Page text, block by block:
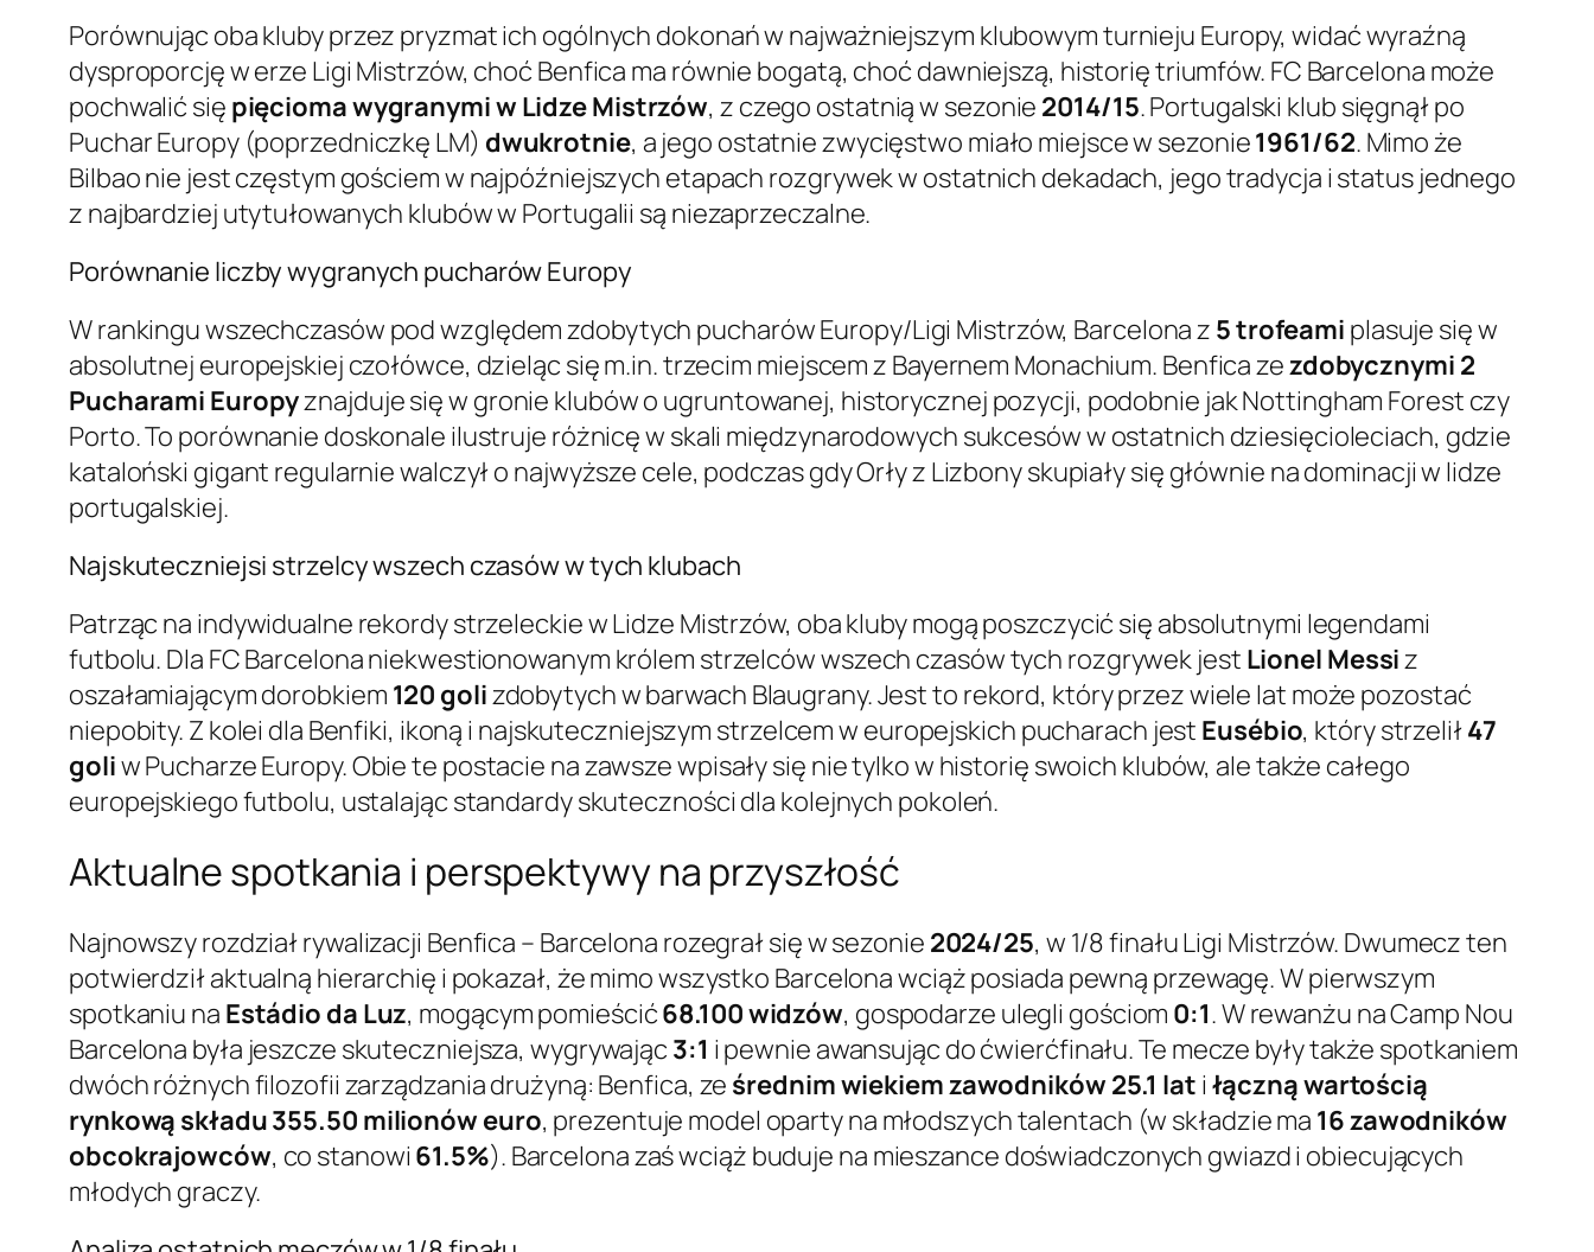
Porównując oba kluby przez pryzmat ich ogólnych dokonań w najważniejszym klubowym turnieju Europy, widać wyraźną
dysproporcję w erze Ligi Mistrzów, choć Benfica ma równie bogatą, choć dawniejszą, historię triumfów. FC Barcelona może
pochwalić się pięcioma wygranymi w Lidze Mistrzów, z czego ostatnią w sezonie 2014/15. Portugalski klub sięgnął po
Puchar Europy (poprzedniczkę LM) dwukrotnie, a jego ostatnie zwycięstwo miało miejsce w sezonie1961/62. Mimo że
Bilbao nie jest częstym gościem w najpóźniejszych etapach rozgrywek w ostatnich dekadach, jego tradycja i status jednego
z najbardziej utytułowanych klubów w Portugalii są niezaprzeczalne.
Porównanie liczby wygranych pucharów Europy
W rankingu wszechczasów pod względem zdobytych pucharów Europy/Ligi Mistrzów, Barcelona z 5 trofeami plasuje się w
absolutnej europejskiej czołówce, dzieląc się m.in. trzecim miejscem z Bayernem Monachium. Benfica zezdobycznymi 2
Pucharami Europyznajduje się w gronie klubów o ugruntowanej, historycznej pozycji, podobnie jak Nottingham Forest czy
Porto. To porównanie doskonale ilustruje różnicę w skali międzynarodowych sukcesów w ostatnich dziesięcioleciach, gdzie
kataloński gigant regularnie walczył o najwyższe cele, podczas gdy Orły z Lizbony skupiały się głównie na dominacji w lidze
portugalskiej.
Najskuteczniejsi strzelcy wszech czasów w tych klubach
Patrząc na indywidualne rekordy strzeleckie w Lidze Mistrzów, oba kluby mogą poszczycić się absolutnymi legendami
futbolu. Dla FC Barcelona niekwestionowanym królem strzelców wszech czasów tych rozgrywek jest Lionel Messiz
oszałamiającym dorobkiem 120 golizdobytych w barwach Blaugrany. Jest to rekord, który przez wiele lat może pozostać
niepobity. Z kolei dla Benfiki, ikoną i najskuteczniejszym strzelcem w europejskich pucharach jest Eusébio, który strzelił47
goliw Pucharze Europy. Obie te postacie na zawsze wpisały się nie tylko w historię swoich klubów, ale także całego
europejskiego futbolu, ustalając standardy skuteczności dla kolejnych pokoleń.
Aktualne spotkania i perspektywy na przyszłość
Najnowszy rozdział rywalizacji Benfica – Barcelona rozegrał się w sezonie 2024/25, w 1/8 finału Ligi Mistrzów. Dwumecz ten
potwierdził aktualną hierarchię i pokazał, że mimo wszystko Barcelona wciąż posiada pewną przewagę. W pierwszym
spotkaniu na Estádio da Luz, mogącym pomieścić68.100 widzów, gospodarze ulegli gościom 0:1. W rewanżu na Camp Nou
Barcelona była jeszcze skuteczniejsza, wygrywając 3:1 i pewnie awansując do ćwierćfinału. Te mecze były także spotkaniem
dwóch różnych filozofii zarządzania drużyną: Benfica, ze średnim wiekiem zawodników 25.1 lat i łączną wartością
rynkową składu 355.50 milionów euro, prezentuje model oparty na młodszych talentach (w składzie ma 16 zawodników
obcokrajowców, co stanowi 61.5%). Barcelona zaś wciąż buduje na mieszance doświadczonych gwiazd i obiecujących
młodych graczy.